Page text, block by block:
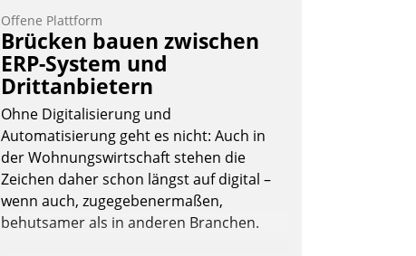
Softwareentwicklungshaus Datatrain.
Andreas Lerchner
Offene Plattform
Brücken bauen zwischen
ERP-System und
Drittanbietern
Ohne Digitalisierung und
Automatisierung geht es nicht: Auch in
der Wohnungswirtschaft stehen die
Zeichen daher schon längst auf digital –
wenn auch, zugegebenermaßen,
behutsamer als in anderen Branchen.